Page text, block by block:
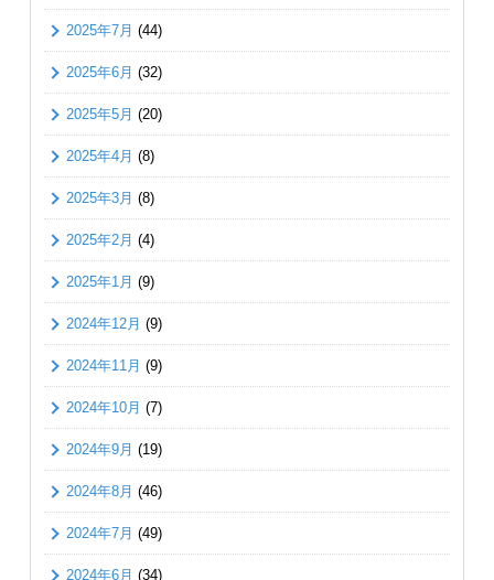
2025年7月 (44)
2025年6月 (32)
2025年5月 (20)
2025年4月 (8)
2025年3月 (8)
2025年2月 (4)
2025年1月 (9)
2024年12月 (9)
2024年11月 (9)
2024年10月 (7)
2024年9月 (19)
2024年8月 (46)
2024年7月 (49)
2024年6月 (34)